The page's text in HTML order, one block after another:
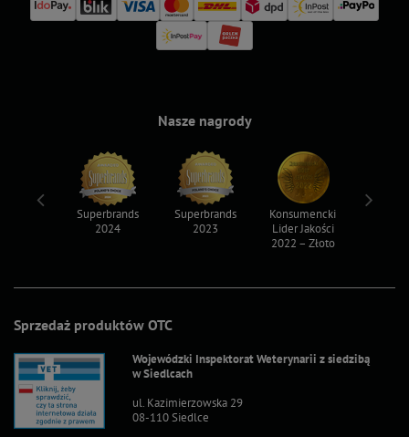
Sprzedaż produktów OTC
Wojewódzki Inspektorat Weterynarii z siedzibą
w Siedlcach
ul. Kazimierzowska 29
08-110 Siedlce
Nasze nagrody
Superbrands
2024
Superbrands
2023
Konsumencki
Lider Jakości
2022 – Złoto